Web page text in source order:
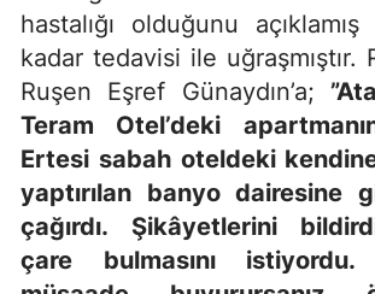
hastalığı olduğunu
kadar tedavisi ile uğraşmıştır.
Ruşen Eşref Günaydın’a;
Teram Otel’deki
Ertesi sabah oteldeki
yaptırılan banyo dairesine
çağırdı. Şikâyetlerini
çare bulmasını